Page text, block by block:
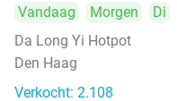
Vandaag Morgen Di
Da Long Yi Hotpot
Den Haag
Verkocht: 2.108